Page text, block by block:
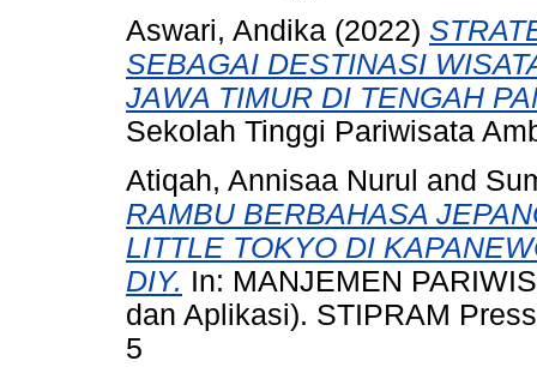
Aswari, Andika (2022)
SEBAGAI DESTINASI
JAWA TIMUR DI TENGAH
Sekolah Tinggi Pariwisata
Atiqah, Annisaa Nurul and
RAMBU BERBAHASA
LITTLE TOKYO DI
DIY. In: MANJEMEN
dan Aplikasi). STIPRAM
5